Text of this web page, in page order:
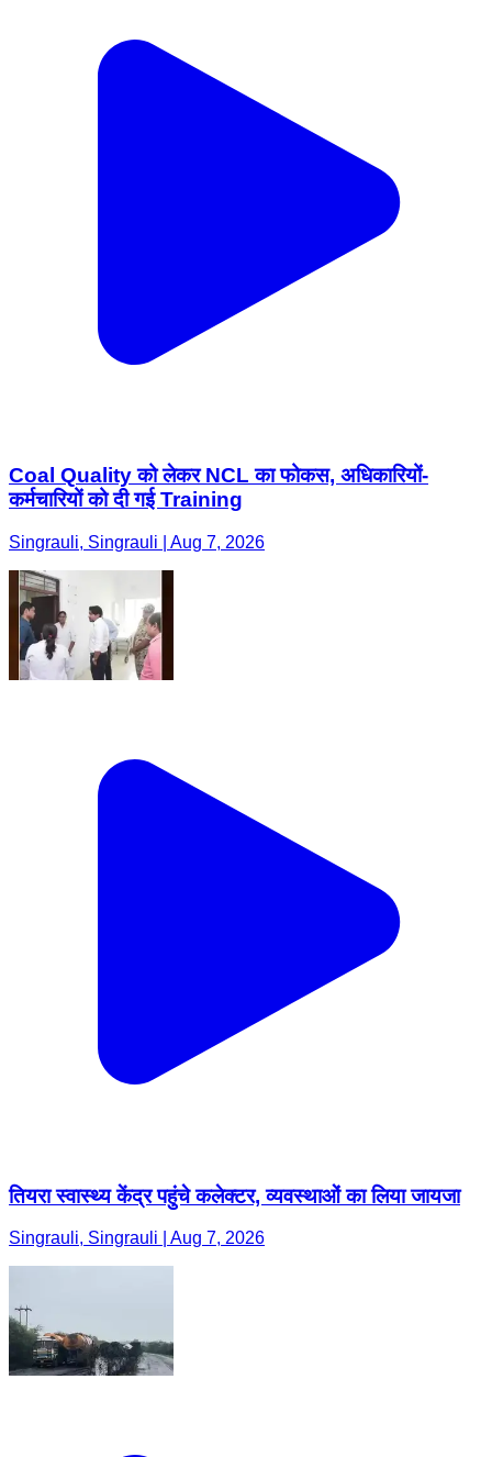
Coal Quality को लेकर NCL का फोकस, अधिकारियों-
कर्मचारियों को दी गई Training
Singrauli, Singrauli | Aug 7, 2026
तियरा स्वास्थ्य केंद्र पहुंचे कलेक्टर, व्यवस्थाओं का लिया जायजा
Singrauli, Singrauli | Aug 7, 2026